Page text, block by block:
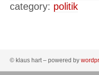
category: politik
© klaus hart – powered by